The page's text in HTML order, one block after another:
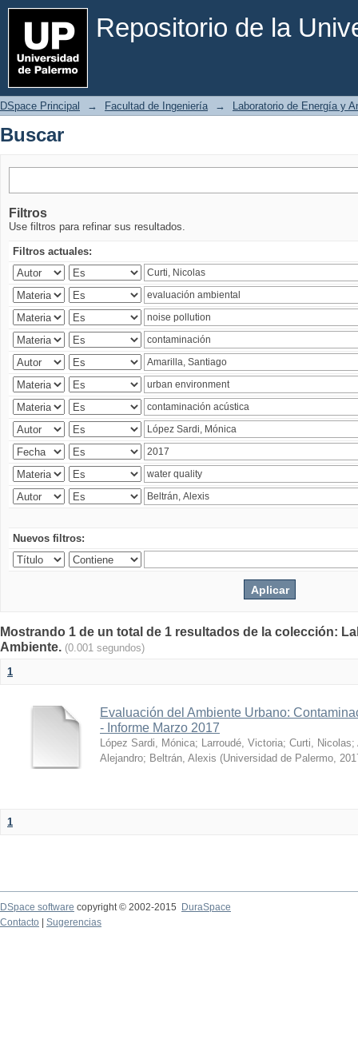
Repositorio de la
Buscar
DSpace Principal → Facultad de Ingeniería → Laboratorio de Energía y
Buscar
Filtros
Use filtros para refinar sus resultados.
Filtros actuales:
Nuevos filtros:
Mostrando 1 de un total de 1 resultados de la colección:
Ambiente. (0.001 segundos)
1
Evaluación del Ambiente Urbano:
- Informe Marzo 2017
López Sardi, Mónica; Larroudé, Victoria; Curti, Nicolas;
Alejandro; Beltrán, Alexis (Universidad de Palermo,
1
DSpace software copyright © 2002-2015
DuraSpace
Contacto
Sugerencias